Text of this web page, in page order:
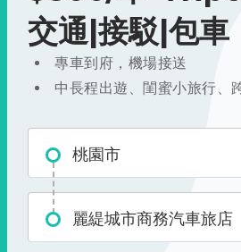
交通|接駁|包車
專車到府，機場接送
中長程出遊、閨蜜小旅行、
桃園市
麗緹城市商務汽車旅店